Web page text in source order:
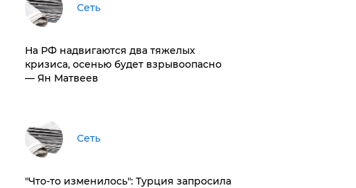
Сеть
На РФ надвигаются два тяжелых
кризиса, осенью будет взрывоопасно
— Ян Матвеев
Сеть
​"Что-то изменилось": Турция запросила